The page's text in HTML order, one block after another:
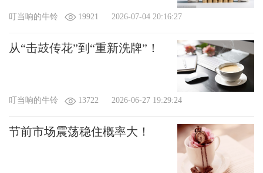
叮当响的牛铃 19921 2026-07-04 20:16:27
从“击鼓传花”到“重新洗牌”！
叮当响的牛铃 13722 2026-06-27 19:29:24
节前市场震荡稳住概率大！